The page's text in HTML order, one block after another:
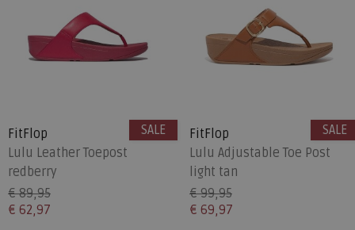
FitFlop
Lulu Leather Toepost
redberry
€ 89,95
€ 62,97
SALE
FitFlop
Lulu Adjustable Toe Post
light tan
€ 99,95
€ 69,97
SALE